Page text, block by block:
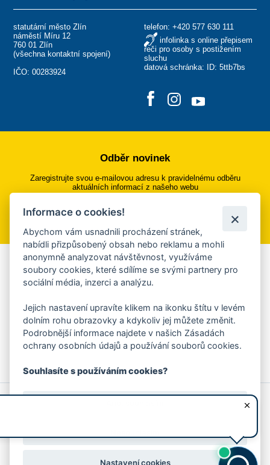
statutární město Zlín
náměstí Míru 12
760 01 Zlín
(všechna kontaktní spojení)
IČO: 00283924
telefon: +420 577 630 111
infolinka s online přepisem
řeči pro osoby s postižením
sluchu
datová schránka: ID: 5ttb7bs
Odběr novinek
Zaregistrujte svou e-mailovou adresu k pravidelnému odběru
aktuálních informací z našeho webu
Přihlásit se k odběru
Aplikace Mobilní rozhlas
Chcete dostávat do svého mobilu či mailu upozornění na
ankety, pozvánky na kulturní a sportovní akce?
Více informací o aplikaci
© 2026 Magistrát města Zlína
Prohlášení o používání cookies
Informace o cookies!
Abychom vám usnadnili procházení stránek,
nabídli přizpůsobený obsah nebo reklamu a mohli
anonymně analyzovat návštěvnost, využíváme
soubory cookies, které sdílíme se svými partnery pro
sociální média, inzerci a analýzu.
Jejich nastavení upravíte klikem na ikonku štítu v levém
dolním rohu obrazovky a kdykoliv jej můžete změnit.
Podrobnější informace najdete v našich Zásadách
ochrany osobních údajů a používání souborů cookies.
Souhlasíte s používáním cookies?
Nastavení cookies